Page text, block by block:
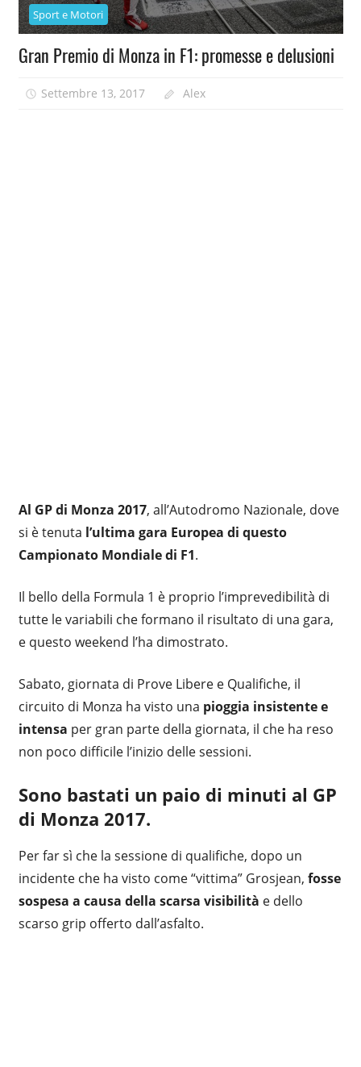
Sport e Motori
Gran Premio di Monza in F1: promesse e delusioni
Settembre 13, 2017 Alex
Al GP di Monza 2017, all’Autodromo Nazionale, dove
si è tenuta l’ultima gara Europea di questo
Campionato Mondiale di F1.
Il bello della Formula 1 è proprio l’imprevedibilità di
tutte le variabili che formano il risultato di una gara,
e questo weekend l’ha dimostrato.
Sabato, giornata di Prove Libere e Qualifiche, il
circuito di Monza ha visto una pioggia insistente e
intensa per gran parte della giornata, il che ha reso
non poco difficile l’inizio delle sessioni.
Sono bastati un paio di minuti al GP
di Monza 2017.
Per far sì che la sessione di qualifiche, dopo un
incidente che ha visto come “vittima” Grosjean, fosse
sospesa a causa della scarsa visibilità e dello
scarso grip offerto dall’asfalto.